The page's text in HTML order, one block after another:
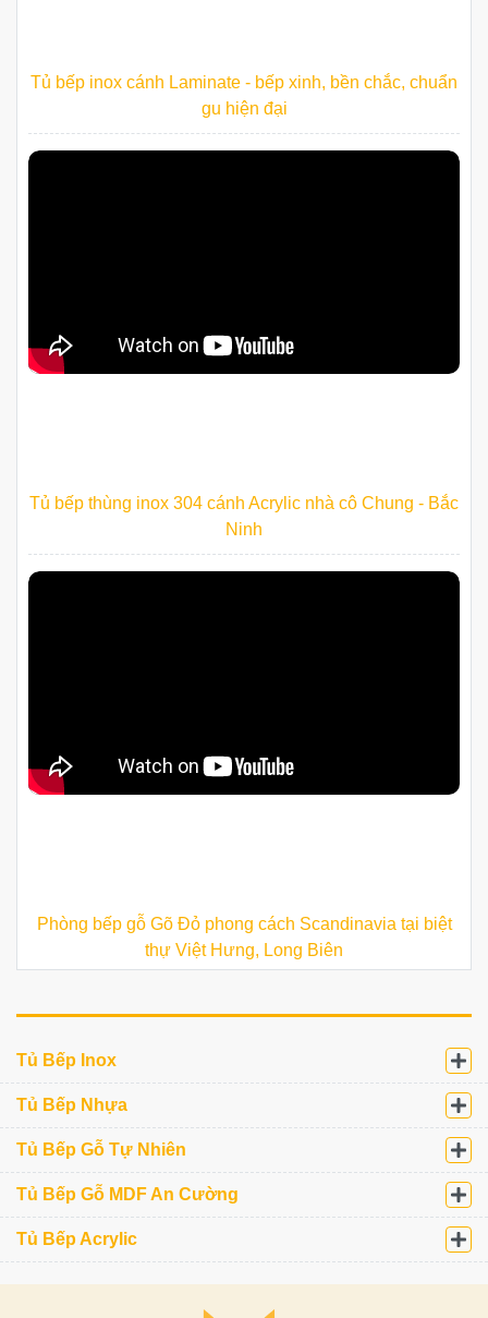
Tủ bếp inox cánh Laminate - bếp xinh, bền chắc, chuẩn
gu hiện đại
Tủ bếp thùng inox 304 cánh Acrylic nhà cô Chung - Bắc
Ninh
Phòng bếp gỗ Gõ Đỏ phong cách Scandinavia tại biệt
thự Việt Hưng, Long Biên
Tủ Bếp Inox
Tủ Bếp Nhựa
Tủ Bếp Gỗ Tự Nhiên
Tủ Bếp Gỗ MDF An Cường
Tủ Bếp Acrylic